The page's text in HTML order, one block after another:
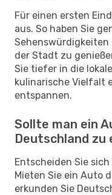
Für einen ersten
aus. So haben Sie
der Stadt zu
Sie tiefer in die
kulinarische Vielfalt
entspannen.
Sollte man ein
Deutschland zu
Entscheiden Sie
Mieten Sie ein Auto
erkunden Sie